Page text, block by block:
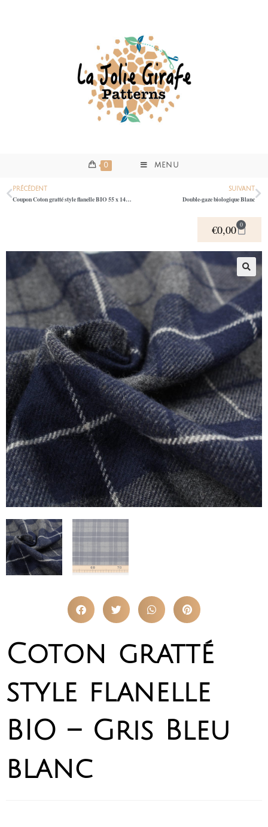
0 MENU
PRÉCÉDENT
Coupon Coton gratté style flanelle BIO 55 x 148cm – Carreaux fond gris
SUIVANT
Double-gaze biologique Blanc
€0,00 0
Coton gratté
style flanelle
BIO – Gris Bleu
blanc